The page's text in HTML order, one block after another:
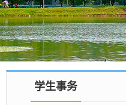
学生事务